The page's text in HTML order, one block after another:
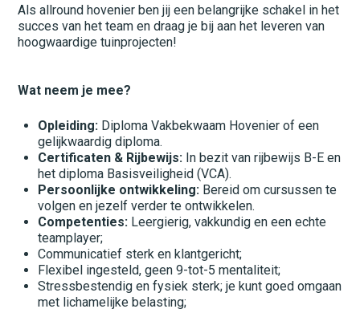
Als allround hovenier ben jij een belangrijke schakel in het
succes van het team en draag je bij aan het leveren van
hoogwaardige tuinprojecten!
Wat neem je mee?
Opleiding: Diploma Vakbekwaam Hovenier of een
gelijkwaardig diploma.
Certificaten & Rijbewijs: In bezit van rijbewijs B-E en
het diploma Basisveiligheid (VCA).
Persoonlijke ontwikkeling: Bereid om cursussen te
volgen en jezelf verder te ontwikkelen.
Competenties: Leergierig, vakkundig en een echte
teamplayer;
Communicatief sterk en klantgericht;
Flexibel ingesteld, geen 9-tot-5 mentaliteit;
Stressbestendig en fysiek sterk; je kunt goed omgaan
met lichamelijke belasting;
Logistiek
Management
Motorvoertuigen
Operators
Overig
Productie
Restaurant
Schoonmaak